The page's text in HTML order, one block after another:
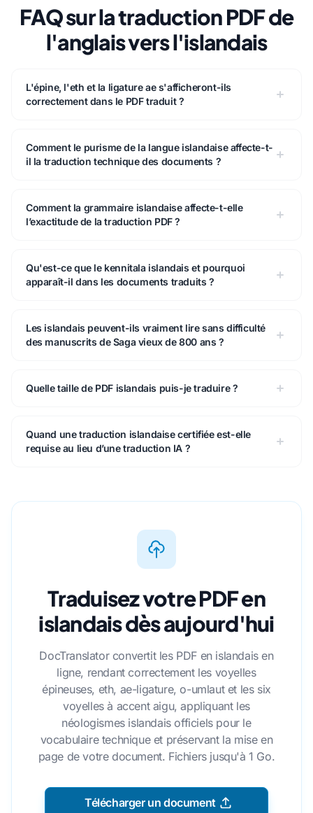
FAQ sur la traduction PDF de
l'anglais vers l'islandais
L'épine, l'eth et la ligature ae s'afficheront-ils
correctement dans le PDF traduit ?
Comment le purisme de la langue islandaise affecte-t-
il la traduction technique des documents ?
Comment la grammaire islandaise affecte-t-elle
l’exactitude de la traduction PDF ?
Qu'est-ce que le kennitala islandais et pourquoi
apparaît-il dans les documents traduits ?
Les islandais peuvent-ils vraiment lire sans difficulté
des manuscrits de Saga vieux de 800 ans ?
Quelle taille de PDF islandais puis-je traduire ?
Quand une traduction islandaise certifiée est-elle
requise au lieu d’une traduction IA ?
Traduisez votre PDF en
islandais dès aujourd'hui
DocTranslator convertit les PDF en islandais en
ligne, rendant correctement les voyelles
épineuses, eth, ae-ligature, o-umlaut et les six
voyelles à accent aigu, appliquant les
néologismes islandais officiels pour le
vocabulaire technique et préservant la mise en
page de votre document. Fichiers jusqu'à 1 Go.
Télécharger un document